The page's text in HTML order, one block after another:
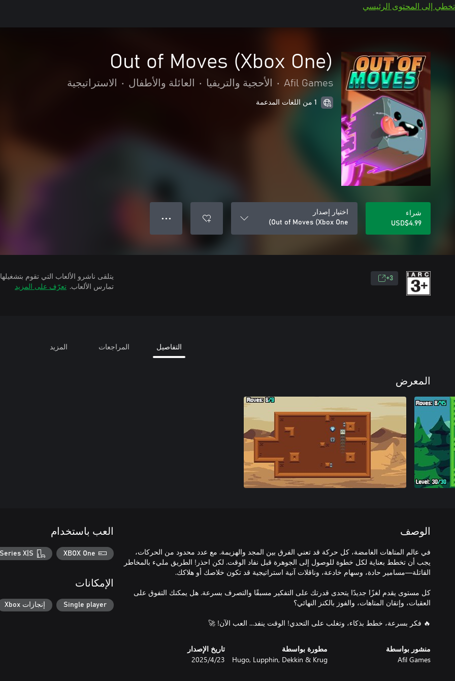
تخطي إلى المحتوى الرئيسي
Out of Moves (Xbox One)
Afil Games
• الأحجية والتريفيا • العائلة والأطفال • الاستراتيجية
1 من اللغات المدعمة
شراء
USD$4.99
اختيار إصدار
Out of Moves (Xbox One)
● ● ●
3+
تمارس الألعاب. تعرّف على المزيد
التفاصيل المراجعات المزيد
المعرض
الوصف
في عالم المتاهات الغامضة، كل حركة قد تعني الفرق بين المجد والهزيمة. مع عدد محدود من الحركات،
يجب أن تخطط بعناية لكل خطوة للوصول إلى الجوهرة قبل نفاد الوقت. لكن احذر! الطريق مليء بالمخاطر
كل مستوى يقدم لغزًا جديدًا يتحدى قدرتك على التفكير مسبقًا والتصرف بسرعة. هل يمكنك التفوق على
🔥 فكر بسرعة، خطط بذكاء، وتغلب على التحدي! الوقت ينفد... العب الآن! 🚀
منشور بواسطة
Afil Games
مطورة بواسطة
Hugo, Lupphin, Dekkin & Krug
تاريخ الإصدار
23‏/4‏/2025
العب باستخدام
XBOX One
X|S
الإمكانات
Single player إنجازات Xbox